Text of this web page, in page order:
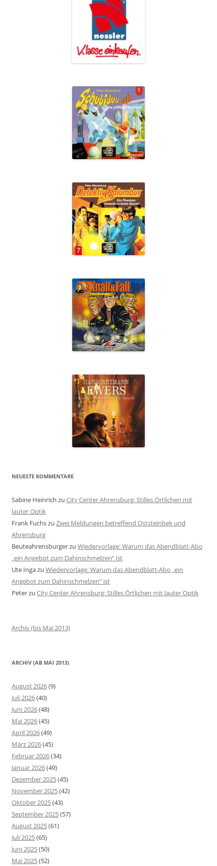
NEUESTE KOMMENTARE
Sabine Heinrich zu City Center Ahrensburg: Stilles Örtlichen mit
lauter Optik
Frank Fuchszu Zwei Meldungen betreffend Oststeinbek und
Ahrensburg
Beuteahrensburgerzu Wiedervorlage: Warum das Abendblatt-Abo
„ein Angebot zum Dahinschmelzen“ ist
Ute Ingazu Wiedervorlage: Warum das Abendblatt-Abo „ein
Angebot zum Dahinschmelzen“ ist
Peterzu City Center Ahrensburg: Stilles Örtlichen mit lauter Optik
Archiv (bis Mai 2013)
ARCHIV (AB MAI 2013)
August 2026(9)
Juli 2026(40)
Juni 2026(48)
Mai 2026(45)
April 2026(49)
März 2026(45)
Februar 2026(34)
Januar 2026(49)
Dezember 2025(45)
November 2025(42)
Oktober 2025(43)
September 2025(57)
August 2025(61)
Juli 2025(65)
Juni 2025(50)
Mai 2025(52)